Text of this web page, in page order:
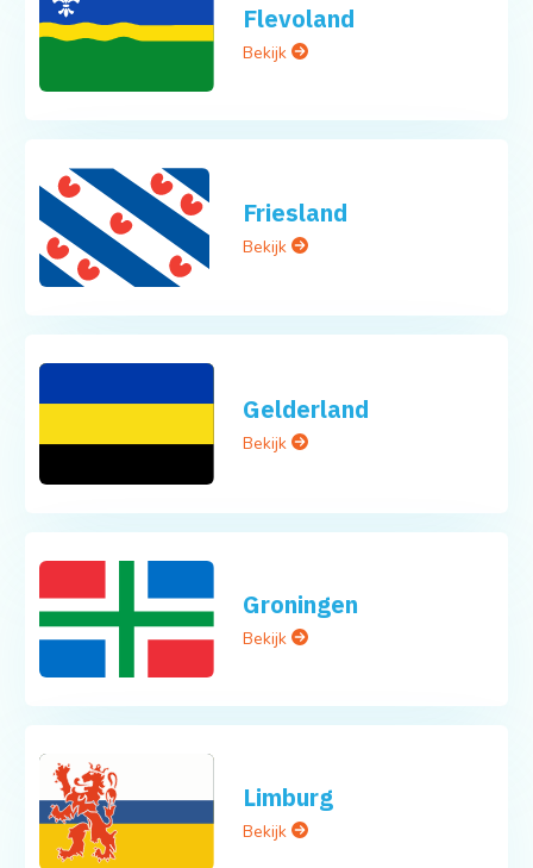
Flevoland
Bekijk
Friesland
Bekijk
Gelderland
Bekijk
Groningen
Bekijk
Limburg
Bekijk